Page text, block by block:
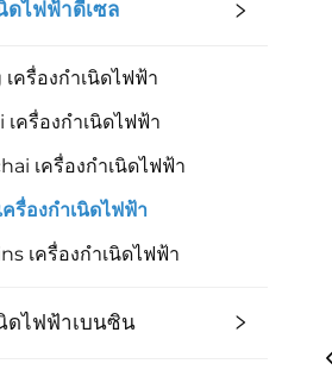
ดไฟฟ้าดีเซล
ครื่องกำเนิดไฟฟ้า
ครื่องกำเนิดไฟฟ้า
เครื่องกำเนิดไฟฟ้า
รื่องกำเนิดไฟฟ้า
เครื่องกำเนิดไฟฟ้า
นิดไฟฟ้าเบนซิน